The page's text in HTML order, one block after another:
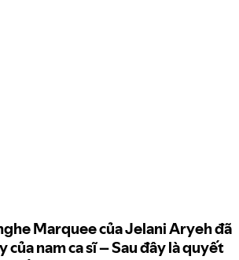
Marquee của Jelani Aryeh đã
của nam ca sĩ – Sau đây là quyết